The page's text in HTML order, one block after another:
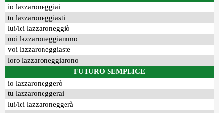
io lazzaroneggiai
tu lazzaroneggiasti
lui/lei lazzaroneggiò
noi lazzaroneggiammo
voi lazzaroneggiaste
loro lazzaroneggiarono
FUTURO SEMPLICE
io lazzaroneggerò
tu lazzaroneggerai
lui/lei lazzaroneggerà